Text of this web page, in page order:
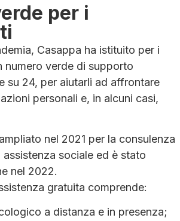
per i
Casappa ha istituito per i
numero verde di supporto
su 24, per aiutarli ad affrontare
personali e, in alcuni casi,
nel 2021 per la consulenza
sociale ed è stato
nel 2022.
gratuita comprende:
a distanza e in presenza;